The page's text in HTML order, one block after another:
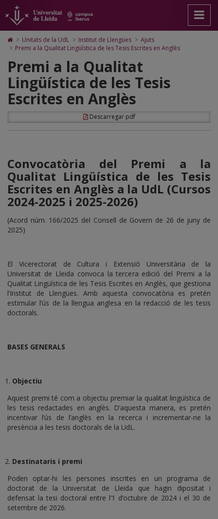
Premi
a
la
Qualitat
Lingüística
de
les
Tesis
Escrites
Anglès
pàgina
principal.
Universitat
Lleida
contingut
principal
pàgina
Mapa
Web.
Universitat
Lleida
Cerca
Accessibilitat.
Universitat
Lleida
Icono
de
para
la
página
de
> Unitats de la UdL > Institut de Llengües > Ajuts
> Premi a la Qualitat Lingüística de les Tesis Escrites en Anglès
Premi a la Qualitat
Lingüística de les Tesis
Escrites en Anglès
Descarregar pdf
Convocatòria del Premi a la
Qualitat Lingüística de les Tesis
Escrites en Anglès a la UdL (Cursos
2024-2025 i 2025-2026)
(Acord núm. 166/2025 del Consell de Govern de 26 de juny de
2025)
El Vicerectorat de Cultura i Extensió Universitària de la
Universitat de Lleida convoca la tercera edició del Premi a la
Qualitat Lingüística de les Tesis Escrites en Anglès, que gestiona
l’Institut de Llengües. Amb aquesta convocatòria es pretén
estimular l’ús de la llengua anglesa en la redacció de les tesis
doctorals.
BASES GENERALS
Objectiu
Aquest premi té com a objectiu premiar la qualitat lingüística de
les tesis redactades en anglès. D’aquesta manera, es pretén
incentivar l’ús de l’anglès en la recerca i incrementar-ne la
presència a les tesis doctorals de la UdL.
Destinataris i premi
Poden optar-hi les persones inscrites en un programa de
doctorat de la Universitat de Lleida que hagin dipositat i
defensat la tesi doctoral entre l’1 d’octubre de 2024 i el 30 de
setembre de 2026.